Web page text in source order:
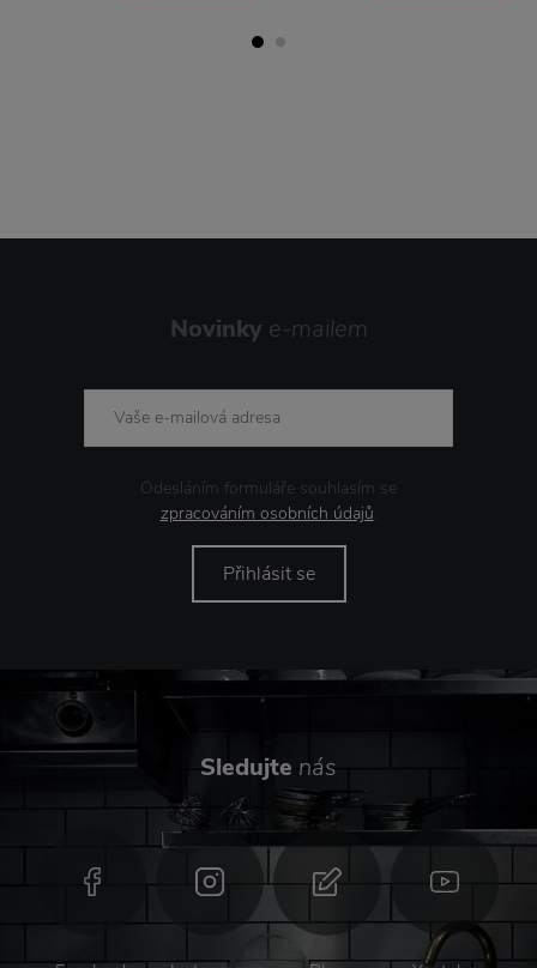
Novinky e-mailem
Odesláním formuláře souhlasím se
zpracováním osobních údajů.
Přihlásit se
Sledujte nás